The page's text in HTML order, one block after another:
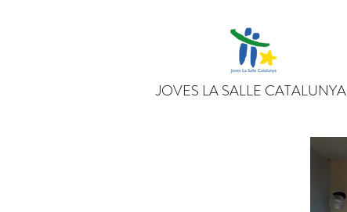
JOVES LA SALLE CATALUNYA